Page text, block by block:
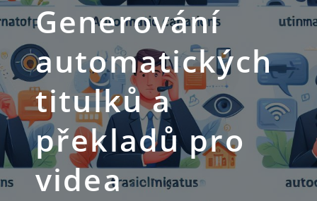
Generování
automatických
titulků a
překladů pro
videa